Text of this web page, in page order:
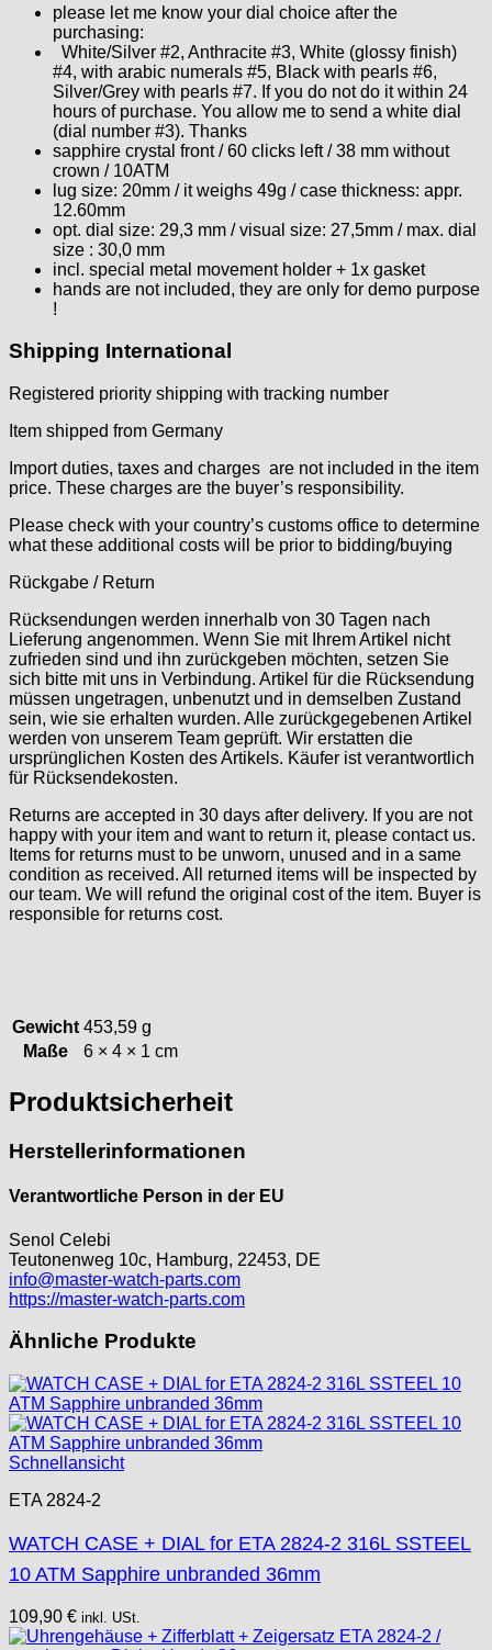
Helvetia
Heuer
HF Bauer
HPP „Henzi & Pfaff"
Index
Intese
ISA
Jean Brun
Junghans
Kasper
KF Grana
Kaiser
Kienzle
Lanco
MSR
MST Roamer
Osco
Peseux
RL „Ronda"
ST "Standard "
Tissot
Unitas
please let me know your dial choice after the
purchasing:
White/Silver #2, Anthracite #3, White (glossy finish)
#4, with arabic numerals #5, Black with pearls #6,
Silver/Grey with pearls #7. If you do not do it within 24
hours of purchase. You allow me to send a white dial
(dial number #3). Thanks
sapphire crystal front / 60 clicks left / 38 mm without
crown / 10ATM
lug size: 20mm / it weighs 49g / case thickness: appr.
12.60mm
opt. dial size: 29,3 mm / visual size: 27,5mm / max. dial
size : 30,0 mm
incl. special metal movement holder + 1x gasket
hands are not included, they are only for demo purpose
!
Shipping International
Registered priority shipping with tracking number
Item shipped from Germany
Import duties, taxes and charges are not included in the item
price. These charges are the buyer’s responsibility.
Please check with your country’s customs office to determine
what these additional costs will be prior to bidding/buying
Rückgabe / Return
Rücksendungen werden innerhalb von 30 Tagen nach
Lieferung angenommen. Wenn Sie mit Ihrem Artikel nicht
zufrieden sind und ihn zurückgeben möchten, setzen Sie
sich bitte mit uns in Verbindung. Artikel für die Rücksendung
müssen ungetragen, unbenutzt und in demselben Zustand
sein, wie sie erhalten wurden. Alle zurückgegebenen Artikel
werden von unserem Team geprüft. Wir erstatten die
ursprünglichen Kosten des Artikels. Käufer ist verantwortlich
für Rücksendekosten.
Returns are accepted in 30 days after delivery. If you are not
happy with your item and want to return it, please contact us.
Items for returns must to be unworn, unused and in a same
condition as received. All returned items will be inspected by
our team. We will refund the original cost of the item. Buyer is
responsible for returns cost.
Gewicht 453,59 g
Maße
6 × 4 × 1 cm
Produktsicherheit
Herstellerinformationen
Verantwortliche Person in der EU
Senol Celebi
Teutonenweg 10c, Hamburg, 22453, DE
info@master-watch-parts.com
https://master-watch-parts.com
Ähnliche Produkte
Schnellansicht
ETA 2824-2
WATCH CASE + DIAL for ETA 2824-2 316L SSTEEL
10 ATM Sapphire unbranded 36mm
109,90 € inkl. USt.